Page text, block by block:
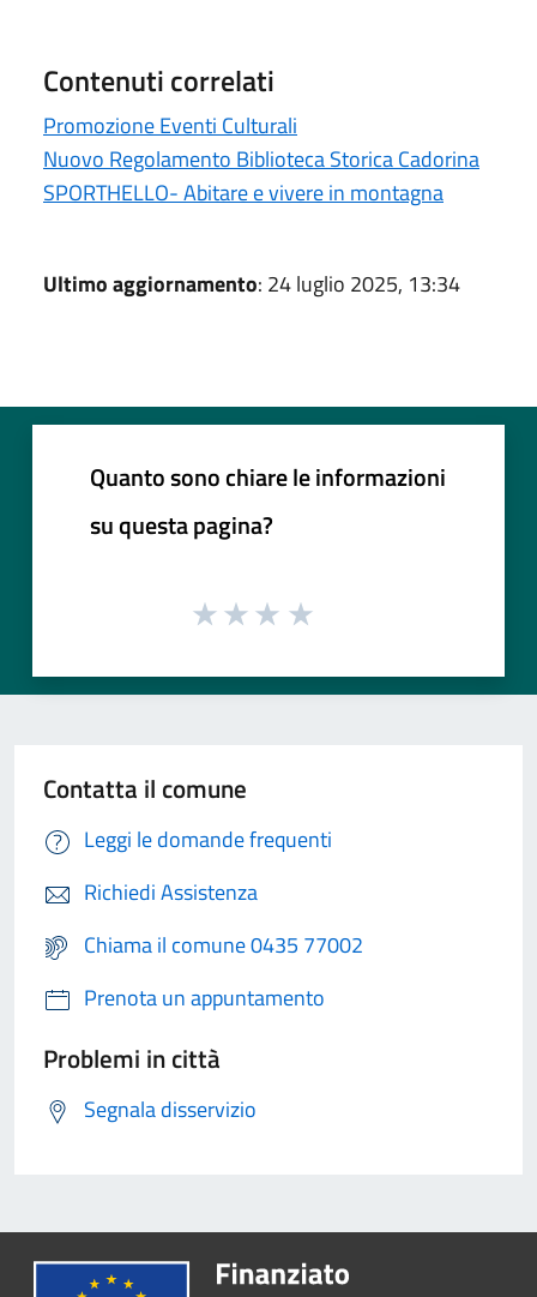
Contenuti correlati
Promozione Eventi Culturali
Nuovo Regolamento Biblioteca Storica Cadorina
SPORTHELLO- Abitare e vivere in montagna
Ultimo aggiornamento: 24 luglio 2025, 13:34
Quanto sono chiare le informazioni
su questa pagina?
Contatta il comune
Leggi le domande frequenti
Richiedi Assistenza
Chiama il comune 0435 77002
Prenota un appuntamento
Problemi in città
Segnala disservizio